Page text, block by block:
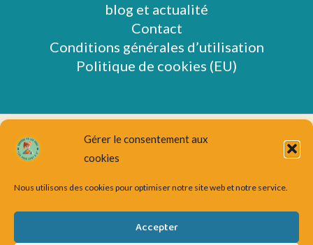
Gérer le consentement aux
cookies
Nous utilisons des cookies pour optimiser notre site web et notre service.
Accepter
blog et actualité
Contact
Conditions générales d’utilisation
Politique de cookies (EU)